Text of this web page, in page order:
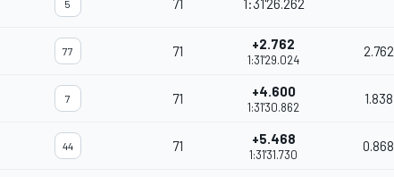
5 71 1:31'26.262
77 71 +2.762
1:31'29.024
2.762
7 71 +4.600
1:31'30.862
1.838
44 71 +5.468
1:31'31.730
0.868